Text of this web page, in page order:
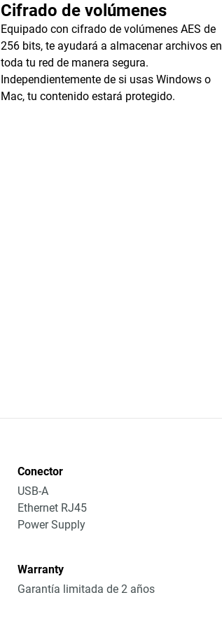
Cifrado de volúmenes
Equipado con cifrado de volúmenes AES de
256 bits, te ayudará a almacenar archivos en
toda tu red de manera segura.
Independientemente de si usas Windows o
Mac, tu contenido estará protegido.
Conector
USB-A
Ethernet RJ45
Power Supply
Warranty
Garantía limitada de 2 años